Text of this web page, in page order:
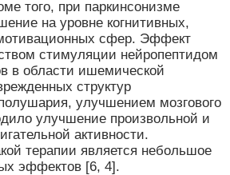
того, при паркинсонизме
на уровне когнитивных,
сфер. Эффект
стимуляции нейропептидом
в области ишемической
структур
улучшением мозгового
улучшение произвольной и
активности.
терапии является небольшое
эффектов [6, 4].